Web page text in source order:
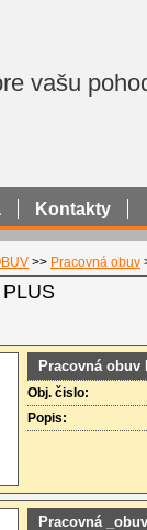
vašu
>> Pracovná obuv
Pracovná obuv
Obj. čislo:
Popis:
Pracovná
Kontakty